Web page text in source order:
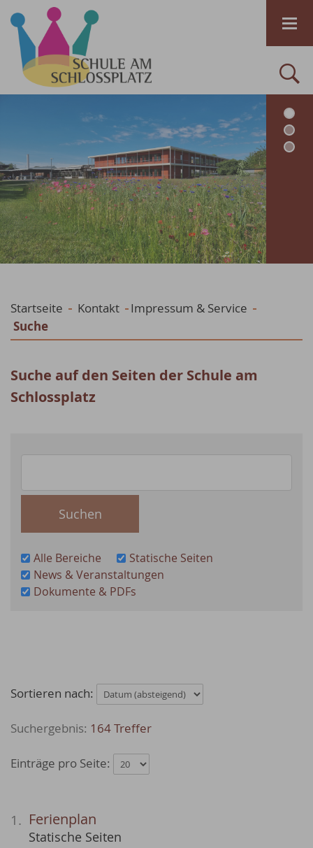
Startseite Kontakt
Impressum & Service
Suche
Suche auf den Seiten der Schule am
Schlossplatz
Alle Bereiche
Statische Seiten
News & Veranstaltungen
Dokumente & PDFs
Sortieren nach:
164 Treffer
Einträge pro Seite:
1. Ferienplan
Statische Seiten